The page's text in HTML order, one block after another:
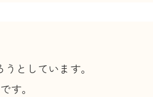
としています。
す。